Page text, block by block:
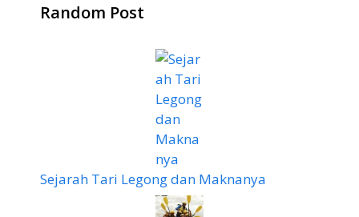
Random Post
Sejarah Tari Legong dan Maknanya